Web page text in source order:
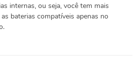
internas, ou seja, você tem mais
baterias compatíveis apenas no